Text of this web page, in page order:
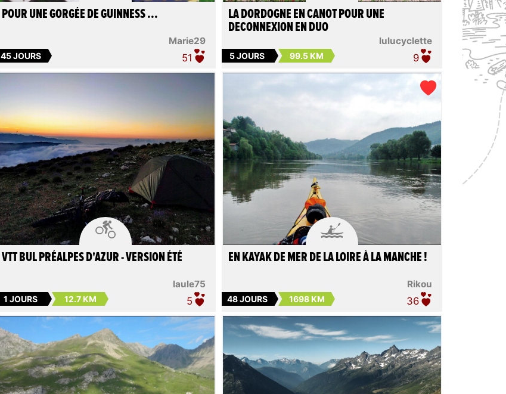
Marie29
POUR UNE GORGÉE DE GUINNESS ...
45 JOURS 51
lulucyclette
LA DORDOGNE EN CANOT POUR UNE
DECONNEXION EN DUO
5 JOURS 99.5 KM 9

laule75
VTT BUL PRÉALPES D'AZUR - VERSION ÉTÉ
1 JOURS 12.7 KM 5

Rikou
EN KAYAK DE MER DE LA LOIRE À LA MANCHE !
48 JOURS 1698 KM 36